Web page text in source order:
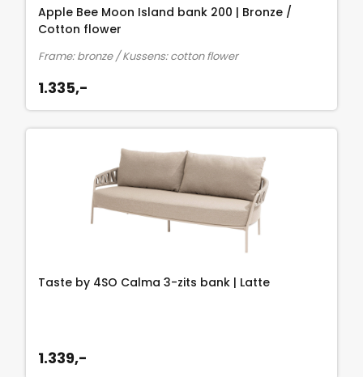
Apple Bee Moon Island bank 200 | Bronze /
Cotton flower
Frame: bronze / Kussens: cotton flower
1.335,-
Taste by 4SO Calma 3-zits bank | Latte
1.339,-